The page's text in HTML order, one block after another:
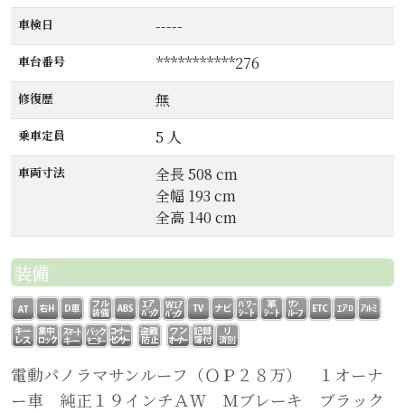
車検日 -----
車台番号 ***********276
修復歴 無
乗車定員 5 人
車両寸法
全長 508 cm
全幅 193 cm
全高 140 cm
装備
電動パノラマサンルーフ（ＯＰ２８万） １オーナ
ー車 純正１９インチＡＷ Ｍブレーキ ブラック